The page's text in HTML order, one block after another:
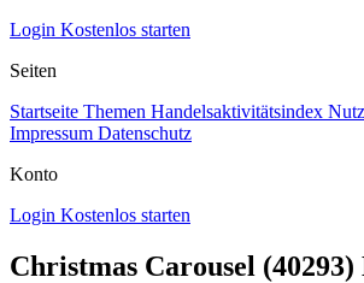
Login Kostenlos starten
Seiten
Startseite Themen Handelsaktivitätsindex
Impressum Datenschutz
Konto
Login Kostenlos starten
Christmas Carousel